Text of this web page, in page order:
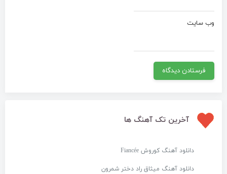
وب‌ سایت
آخرین تک آهنگ ها
دانلود آهنگ کوروش Fiancée
دانلود آهنگ میثاق راد دختر شمرون